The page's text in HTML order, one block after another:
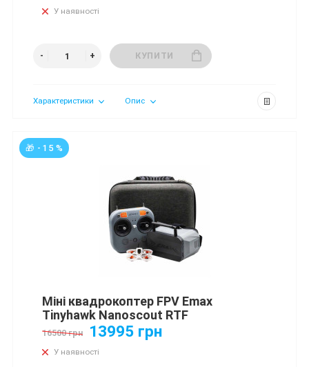
У наявності
КУПИТИ
Характеристики Опис
🎁 - 15 %
Міні квадрокоптер FPV Emax
Tinyhawk Nanoscout RTF
16500 грн 13995 грн
У наявності